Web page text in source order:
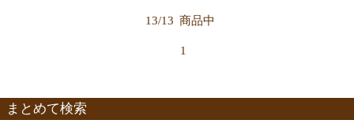
13/13 商品中
1
まとめて検索